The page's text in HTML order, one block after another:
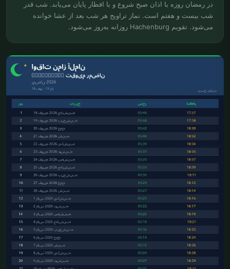
در رمضان روزه با اذان صبح شروع و با افطار پایان می‌یابد. شب قدر
شب بیست و هفتم است. نماز تراویح هر شب بعد از عشا خوانده
می‌شود. تقویم Hachenburg روزانه به‌روز می‌شود.